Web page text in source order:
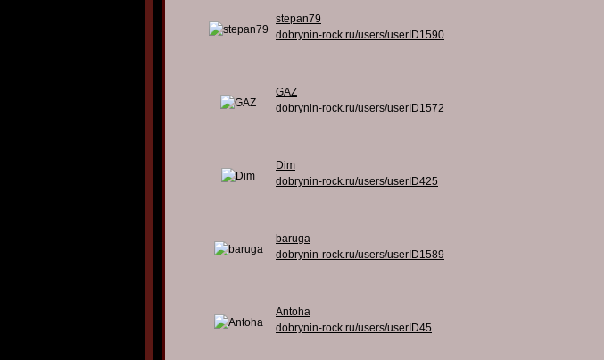
stepan79
dobrynin-rock.ru/users/userID1590
GAZ
dobrynin-rock.ru/users/userID1572
Dim
dobrynin-rock.ru/users/userID425
baruga
dobrynin-rock.ru/users/userID1589
Antoha
dobrynin-rock.ru/users/userID45